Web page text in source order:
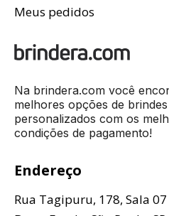
Meus pedidos
Na brindera.com você
melhores opções de brindes
personalizados com os
condições de pagamento!
Endereço
Rua Tagipuru, 178, Sala 07